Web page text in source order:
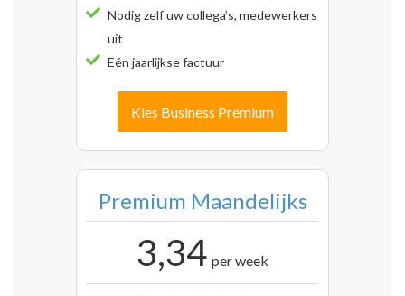
Nodig zelf uw collega’s, medewerkers
uit
Eén jaarlijkse factuur
Kies Business Premium
Premium Maandelijks
3,34 per week